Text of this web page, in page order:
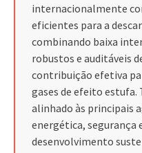
internacionalmente
eficientes para a
combinando baixa
robustos e auditáveis
contribuição efetiva
gases de efeito
alinhado às principais
energética, segurança
desenvolvimento